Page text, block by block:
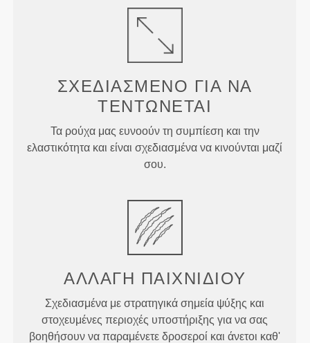
ΣΧΕΔΙΑΣΜΈΝΟ ΓΙΑ ΝΑ
ΤΕΝΤΏΝΕΤΑΙ
Τα ρούχα μας ευνοούν τη συμπίεση και την
ελαστικότητα και είναι σχεδιασμένα να κινούνται μαζί
σου.
ΑΛΛΑΓΉ ΠΑΙΧΝΙΔΙΟΎ
Σχεδιασμένα με στρατηγικά σημεία ψύξης και
στοχευμένες περιοχές υποστήριξης για να σας
βοηθήσουν να παραμένετε δροσεροί και άνετοι καθ'